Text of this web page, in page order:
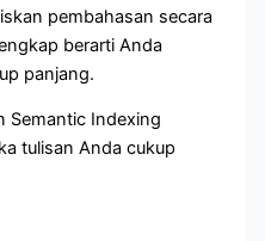
pembahasan secara
berarti Anda
panjang.
Semantic Indexing
tulisan Anda cukup